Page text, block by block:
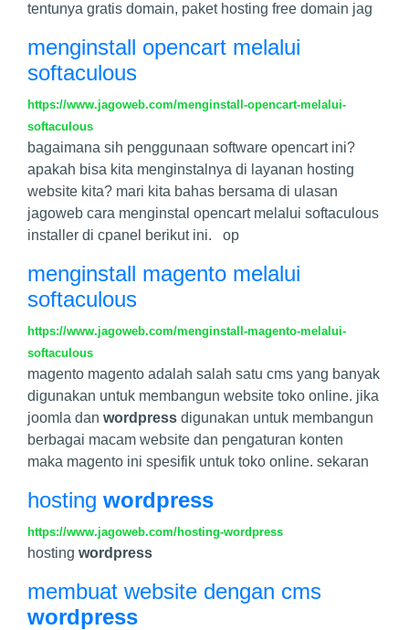
tentunya gratis domain, paket hosting free domain jag
menginstall opencart melalui
softaculous
https://www.jagoweb.com/menginstall-opencart-melalui-
softaculous
bagaimana sih penggunaan software opencart ini?
apakah bisa kita menginstalnya di layanan hosting
website kita? mari kita bahas bersama di ulasan
jagoweb cara menginstal opencart melalui softaculous
installer di cpanel berikut ini. op
menginstall magento melalui
softaculous
https://www.jagoweb.com/menginstall-magento-melalui-
softaculous
magento magento adalah salah satu cms yang banyak
digunakan untuk membangun website toko online. jika
joomla dan wordpress digunakan untuk membangun
berbagai macam website dan pengaturan konten
maka magento ini spesifik untuk toko online. sekaran
hosting wordpress
https://www.jagoweb.com/hosting-wordpress
hosting wordpress
membuat website dengan cms
wordpress